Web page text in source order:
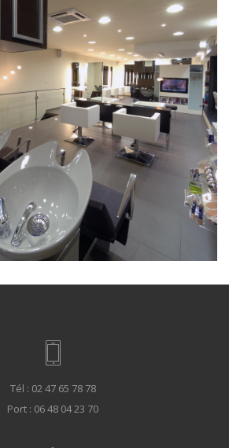
Tél : 02 47 65 78 78
Port : 06 48 04 23 70